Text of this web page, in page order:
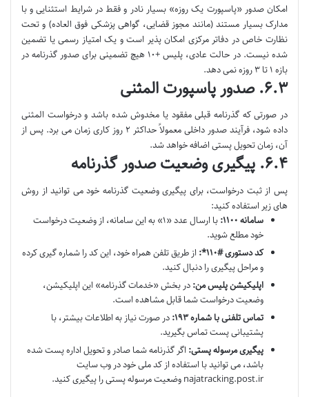
امکان صدور «پاسپورت یک روزه» بسیار نادر و فقط در شرایط استثنایی و با
مدارک بسیار مستند (مانند مجوز قضایی، گواهی پزشکی فوق العاده) و تحت
نظارت خاص در دفاتر مرکزی امکان پذیر است و یک امتیاز رسمی یا تضمین
شده نیست. در حالت عادی، پلیس +۱۰ هیچ تضمینی برای صدور گذرنامه در
بازه ۱ تا ۳ روزه نمی دهد.
۶.۳. صدور پاسپورت المثنی
در صورتی که گذرنامه قبلی مفقود یا مخدوش شده باشد و درخواست المثنی
داده شود، فرآیند صدور داخلی معمولاً حداکثر ۲ روز کاری زمان می برد. پس از
آن، زمان تحویل پستی اضافه خواهد شد.
۶.۴. پیگیری وضعیت صدور گذرنامه
پس از ثبت درخواست، برای پیگیری وضعیت گذرنامه خود می توانید از روش
های زیر استفاده کنید:
سامانه ۱۱۰۰:
با ارسال عدد «۱» به این سامانه، از وضعیت درخواست
خود مطلع شوید.
کد دستوری #۱۱۰*:
از طریق تلفن همراه خود، این کد را شماره گیری کرده
و مراحل پیگیری را دنبال کنید.
اپلیکیشن پلیس من: در بخش «خدمات گذرنامه» این اپلیکیشن،
وضعیت درخواست شما قابل مشاهده است.
تماس تلفنی با شماره ۱۹۳:
در صورت نیاز به اطلاعات بیشتر، با
پشتیبانی پست تماس بگیرید.
پیگیری مرسوله پستی: اگر گذرنامه شما صادر و تحویل اداره پست شده
باشد، می توانید با استفاده از کد ملی خود در وب سایت
najatracking.post.ir وضعیت مرسوله پستی را پیگیری کنید.